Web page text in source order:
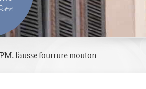
fausse fourrure mouton